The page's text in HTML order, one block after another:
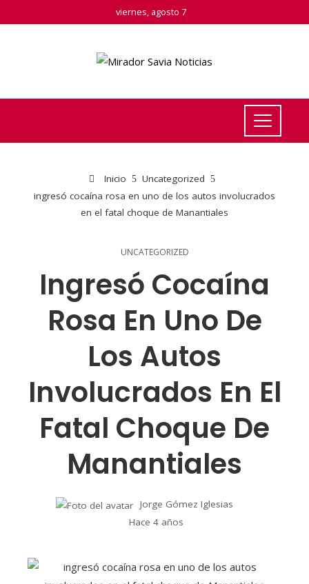
viernes, agosto 7
Inicio
Uncategorized
ingresó cocaína rosa en uno de los autos involucrados
en el fatal choque de Manantiales
UNCATEGORIZED
Ingresó Cocaína
Rosa En Uno De
Los Autos
Involucrados En El
Fatal Choque De
Manantiales
Jorge Gómez Iglesias
Hace 4 años